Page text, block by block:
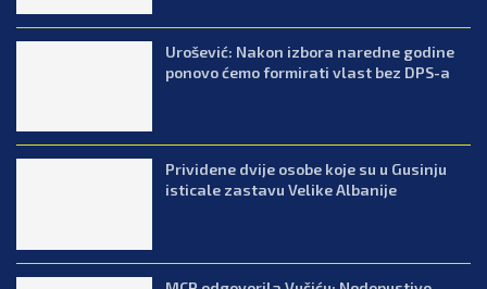
Urošević: Nakon izbora naredne godine
ponovo ćemo formirati vlast bez DPS-a
Prividene dvije osobe koje su u Gusinju
isticale zastavu Velike Albanije